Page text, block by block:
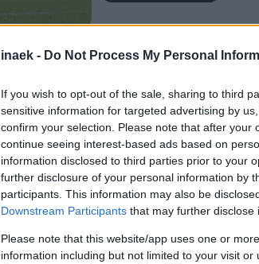
inaek - Do Not Process My Personal
If you wish to opt-out of the sale, sharing to third
sensitive information for targeted advertising by
confirm your selection. Please note that after your
continue seeing interest-based ads based on
information disclosed to third parties prior to your
further disclosure of your personal information by
participants. This information may also be
Downstream Participants that may further disclose
Please note that this website/app uses one or
information including but not limited to your visit
16 Οκτωβρίου 2025, 15:03
ΠΑΟΚ: Με
με την ΑΕΚ – Εκτός
Ο Αντρίγια Ζίβκοβιτς
ευθεία για το ντέρμπι με